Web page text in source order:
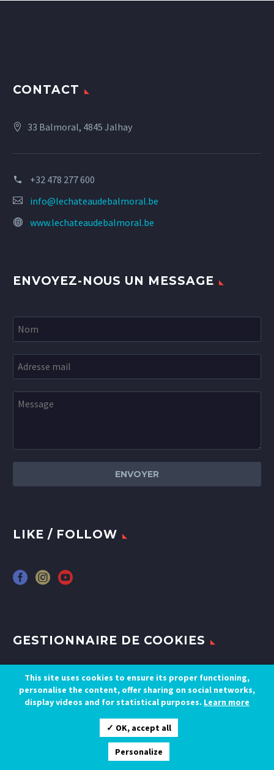
CONTACT
33 Balmoral, 4845 Jalhay
+32 478 277 600
info@lechateaudebalmoral.be
www.lechateaudebalmoral.be
ENVOYEZ-NOUS UN MESSAGE
LIKE / FOLLOW
GESTIONNAIRE DE COOKIES
Gestion des cookies
RÉSERVEZ UN SÉJOUR
This site uses cookies to ensure its proper functioning,
personalise the content, offer sharing on social networks,
display videos and for statistical purposes. Learn more
✓ OK, accept all
Personalize